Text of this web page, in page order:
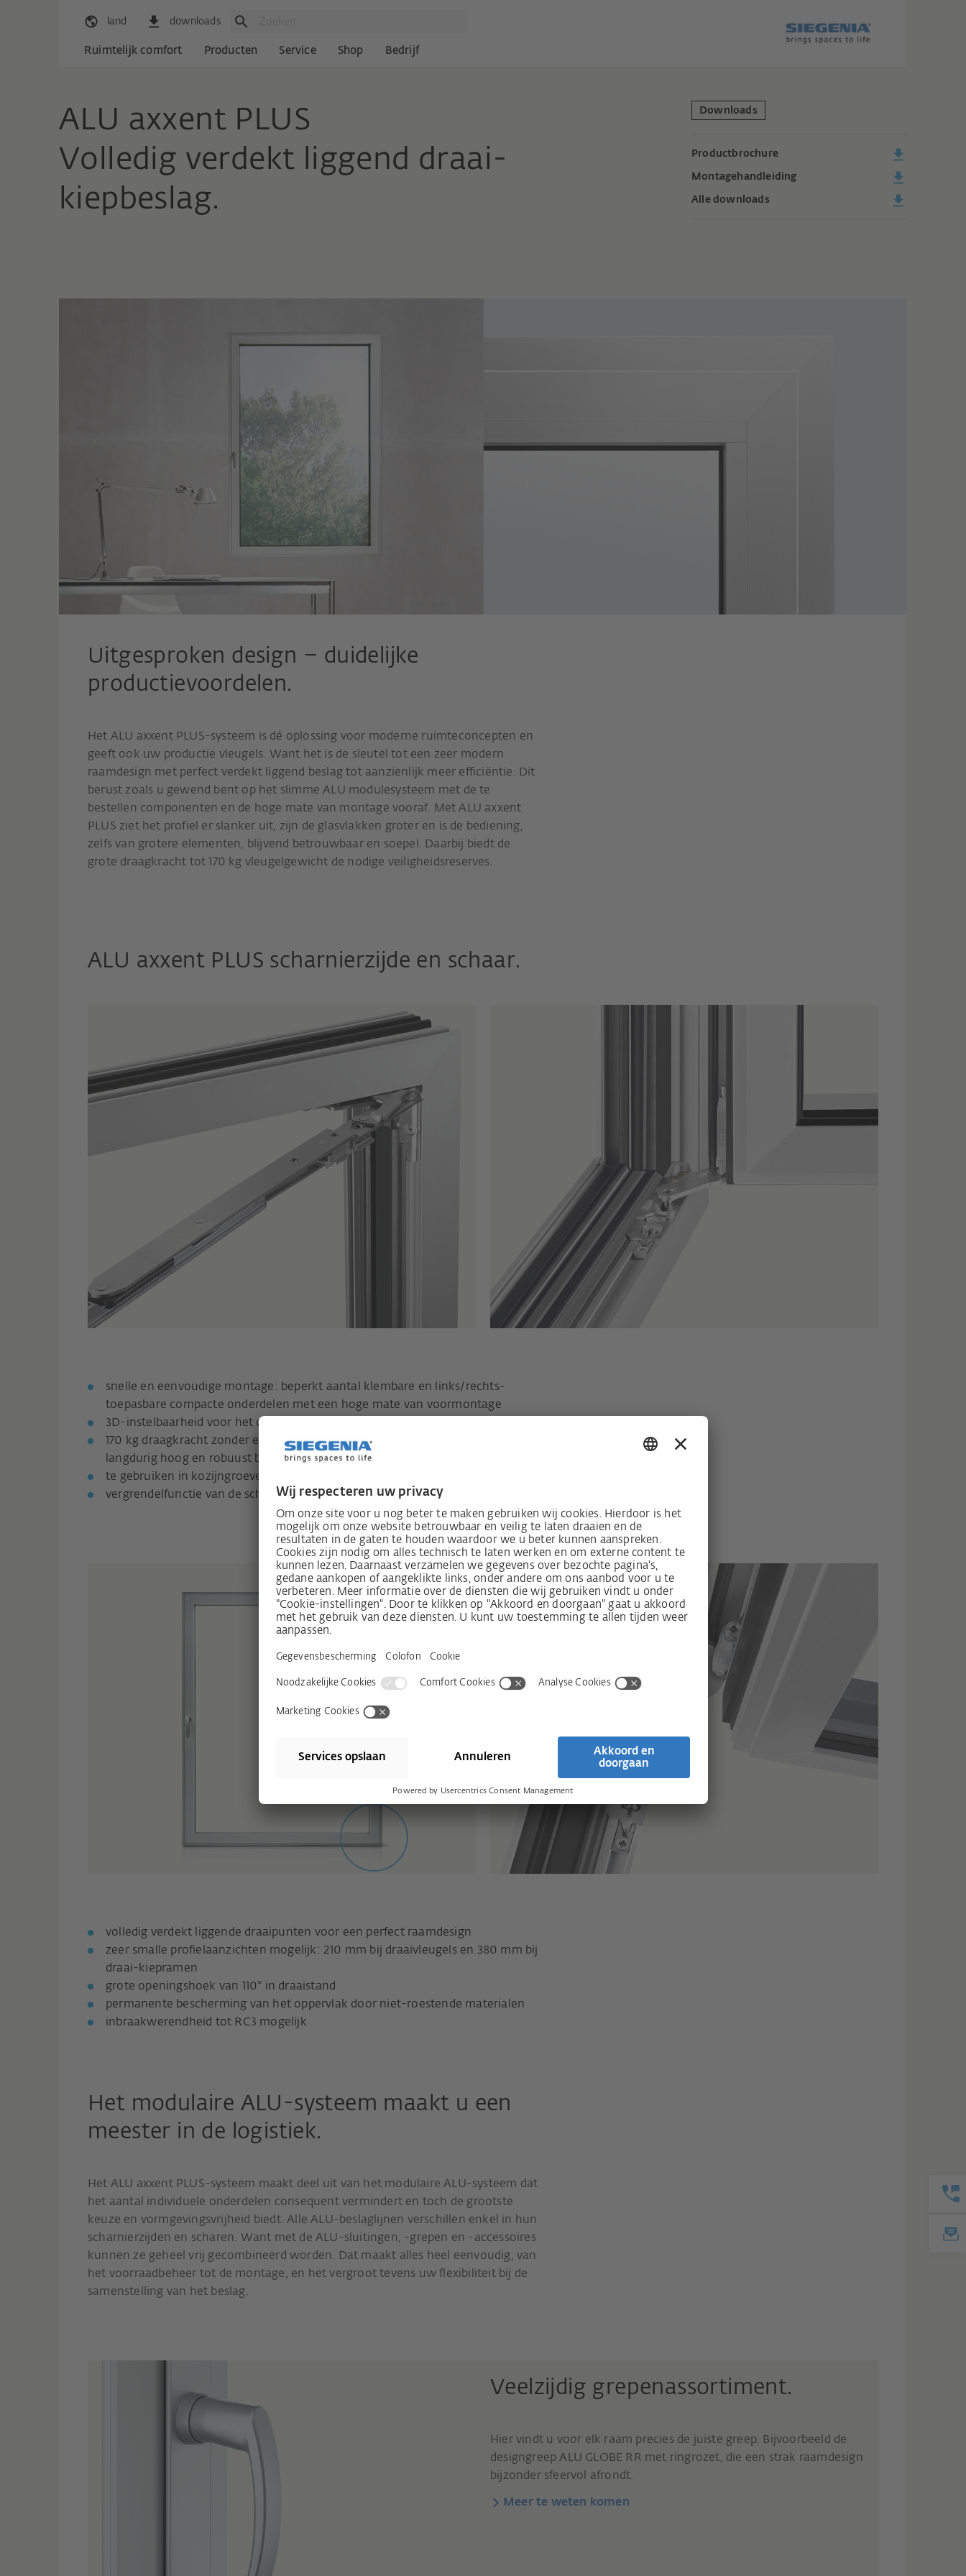
land downloads
Ruimtelijk comfort Producten Service Shop Bedrijf
ALU axxent PLUS
Volledig verdekt liggend draai-
kiepbeslag.
Downloads
Productbrochure
Montagehandleiding
Alle downloads
Uitgesproken design – duidelijke
productievoordelen.
Het ALU axxent PLUS-systeem is dé oplossing voor moderne ruimteconcepten en
geeft ook uw productie vleugels. Want het is de sleutel tot een zeer modern
raamdesign met perfect verdekt liggend beslag tot aanzienlijk meer efficiëntie. Dit
berust zoals u gewend bent op het slimme ALU modulesysteem met de te
bestellen componenten en de hoge mate van montage vooraf. Met ALU axxent
PLUS ziet het profiel er slanker uit, zijn de glasvlakken groter en is de bediening,
zelfs van grotere elementen, blijvend betrouwbaar en soepel. Daarbij biedt de
grote draagkracht tot 170 kg vleugelgewicht de nodige veiligheidsreserves.
ALU axxent PLUS scharnierzijde en schaar.
snelle en eenvoudige montage: beperkt aantal klembare en links/rechts-
toepasbare compacte onderdelen met een hoge mate van voormontage
3D-instelbaarheid voor het opheffen van toleranties bij fabricage en montage
170 kg draagkracht zonder extra staafframe: grote veiligheidsreserves voor een
langdurig hoog en robuust bedieningscomfort
te gebruiken in kozijngroeven van 10 tot 14 mm
vergrendelfunctie van de schaar in kiepstand
volledig verdekt liggende draaipunten voor een perfect raamdesign
zeer smalle profielaanzichten mogelijk: 210 mm bij draaivleugels en 380 mm bij
draai-kiepramen
grote openingshoek van 110° in draaistand
permanente bescherming van het oppervlak door niet-roestende materialen
inbraakwerendheid tot RC3 mogelijk
Het modulaire ALU-systeem maakt u een
meester in de logistiek.
Het ALU axxent PLUS-systeem maakt deel uit van het modulaire ALU-systeem dat
het aantal individuele onderdelen consequent vermindert en toch de grootste
keuze en vormgevingsvrijheid biedt. Alle ALU-beslaglijnen verschillen enkel in hun
scharnierzijden en scharen. Want met de ALU-sluitingen, -grepen en -accessoires
kunnen ze geheel vrij gecombineerd worden. Dat maakt alles heel eenvoudig, van
het voorraadbeheer tot de montage, en het vergroot tevens uw flexibiliteit bij de
samenstelling van het beslag.
Veelzijdig grepenassortiment.
Hier vindt u voor elk raam precies de juiste greep. Bijvoorbeeld de
designgreep ALU GLOBE RR met ringrozet, die een strak raamdesign
bijzonder sfeervol afrondt.
Meer te weten komen